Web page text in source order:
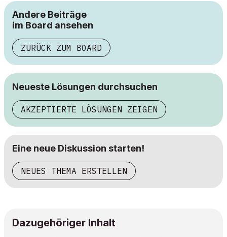
Andere Beiträge
im Board ansehen
ZURÜCK ZUM BOARD
Neueste Lösungen durchsuchen
AKZEPTIERTE LÖSUNGEN ZEIGEN
Eine neue Diskussion starten!
NEUES THEMA ERSTELLEN
Dazugehöriger Inhalt